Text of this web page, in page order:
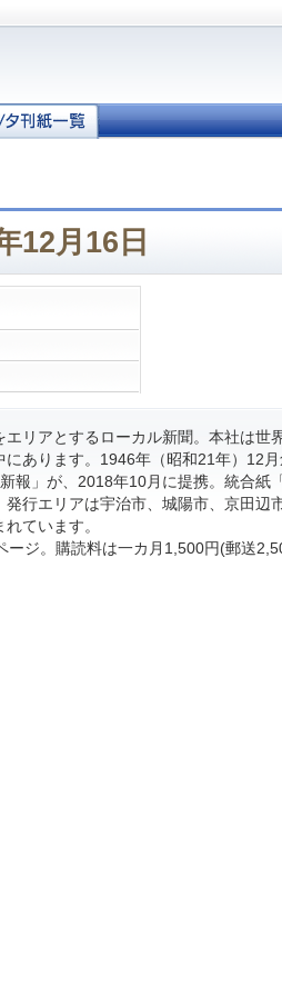
12月16日
リアとするローカル新聞。本社は世
あります。1946年（昭和21年）12月
報」が、2018年10月に提携。統合紙
行エリアは宇治市、城陽市、京田辺
ています。
ジ。購読料は一カ月1,500円(郵送